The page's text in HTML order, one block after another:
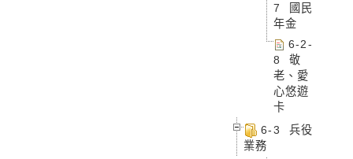
7 國民
年金
6-2-
8 敬
老、愛
心悠遊
卡
6-3 兵役
業務